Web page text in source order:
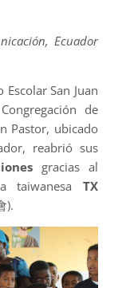
Ecuador
San Juan
de
Pastor, ubicado
reabrió sus
gracias al
taiwanesa TX
).